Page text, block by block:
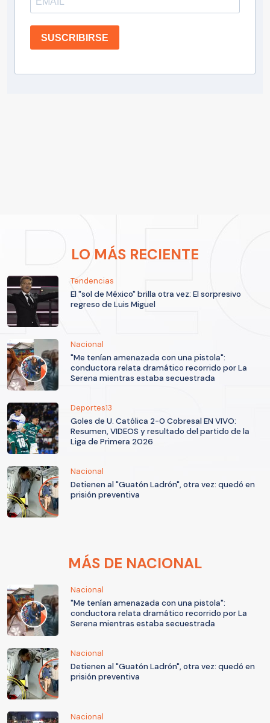
SUSCRIBIRSE
LO MÁS RECIENTE
Tendencias
El "sol de México" brilla otra vez: El sorpresivo
regreso de Luis Miguel
Nacional
"Me tenían amenazada con una pistola":
conductora relata dramático recorrido por La
Serena mientras estaba secuestrada
Deportes13
Goles de U. Católica 2-0 Cobresal EN VIVO:
Resumen, VIDEOS y resultado del partido de la
Liga de Primera 2026
Nacional
Detienen al "Guatón Ladrón", otra vez: quedó en
prisión preventiva
MÁS DE NACIONAL
Nacional
"Me tenían amenazada con una pistola":
conductora relata dramático recorrido por La
Serena mientras estaba secuestrada
Nacional
Detienen al "Guatón Ladrón", otra vez: quedó en
prisión preventiva
Nacional